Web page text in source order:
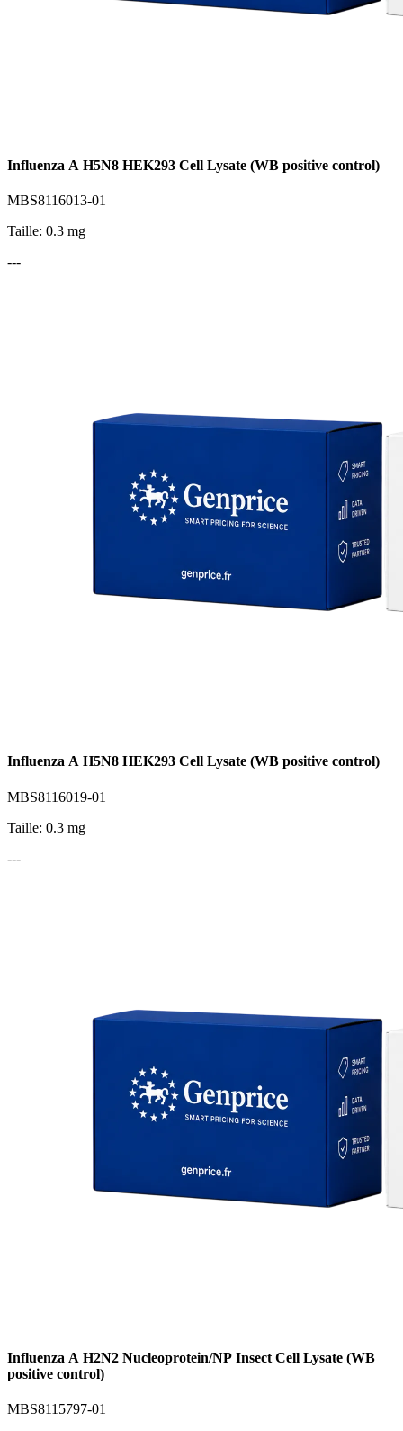
Influenza A H5N8 HEK293 Cell Lysate (WB positive control)
MBS8116013-01
Taille: 0.3 mg
---
Influenza A H5N8 HEK293 Cell Lysate (WB positive control)
MBS8116019-01
Taille: 0.3 mg
---
Influenza A H2N2 Nucleoprotein/NP Insect Cell Lysate (WB
positive control)
MBS8115797-01